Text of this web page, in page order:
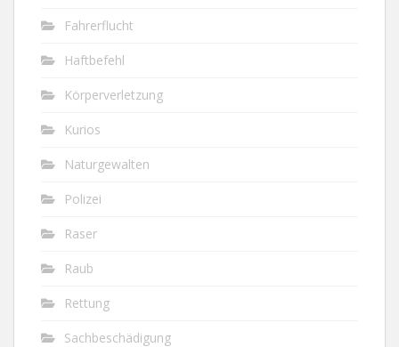
Fahrerflucht
Haftbefehl
Körperverletzung
Kurios
Naturgewalten
Polizei
Raser
Raub
Rettung
Sachbeschädigung